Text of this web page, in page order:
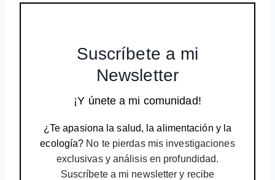
Suscríbete a mi
Newsletter
¡Y únete a mi comunidad!
¿Te apasiona la salud, la alimentación y la
ecología? No te pierdas mis investigaciones
exclusivas y análisis en profundidad.
Suscríbete a mi newsletter y recibe